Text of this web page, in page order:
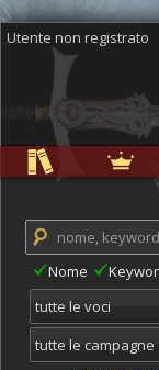
Utente non registrato
Nome